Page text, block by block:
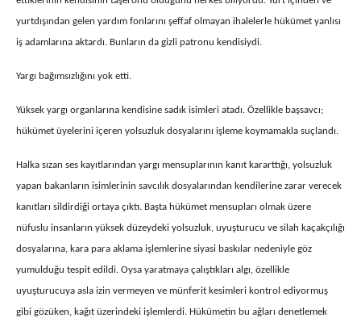
yurtdışından gelen yardım fonlarını şeffaf olmayan ihalelerle hükümet yanlısı
iş adamlarına aktardı. Bunların da gizli patronu kendisiydi.
Yargı bağımsızlığını yok etti.
Yüksek yargı organlarına kendisine sadık isimleri atadı. Özellikle başsavcı;
hükümet üyelerini içeren yolsuzluk dosyalarını işleme koymamakla suçlandı.
Halka sızan ses kayıtlarından yargı mensuplarının kanıt kararttığı, yolsuzluk
yapan bakanların isimlerinin savcılık dosyalarından kendilerine zarar verecek
kanıtları sildirdiği ortaya çıktı. Başta hükümet mensupları olmak üzere
nüfuslu insanların yüksek düzeydeki yolsuzluk, uyuşturucu ve silah kaçakçılığı
dosyalarına, kara para aklama işlemlerine siyasi baskılar nedeniyle göz
yumulduğu tespit edildi. Oysa yaratmaya çalıştıkları algı, özellikle
uyuşturucuya asla izin vermeyen ve münferit kesimleri kontrol ediyormuş
gibi gözüken, kağıt üzerindeki işlemlerdi. Hükümetin bu ağları denetlemek